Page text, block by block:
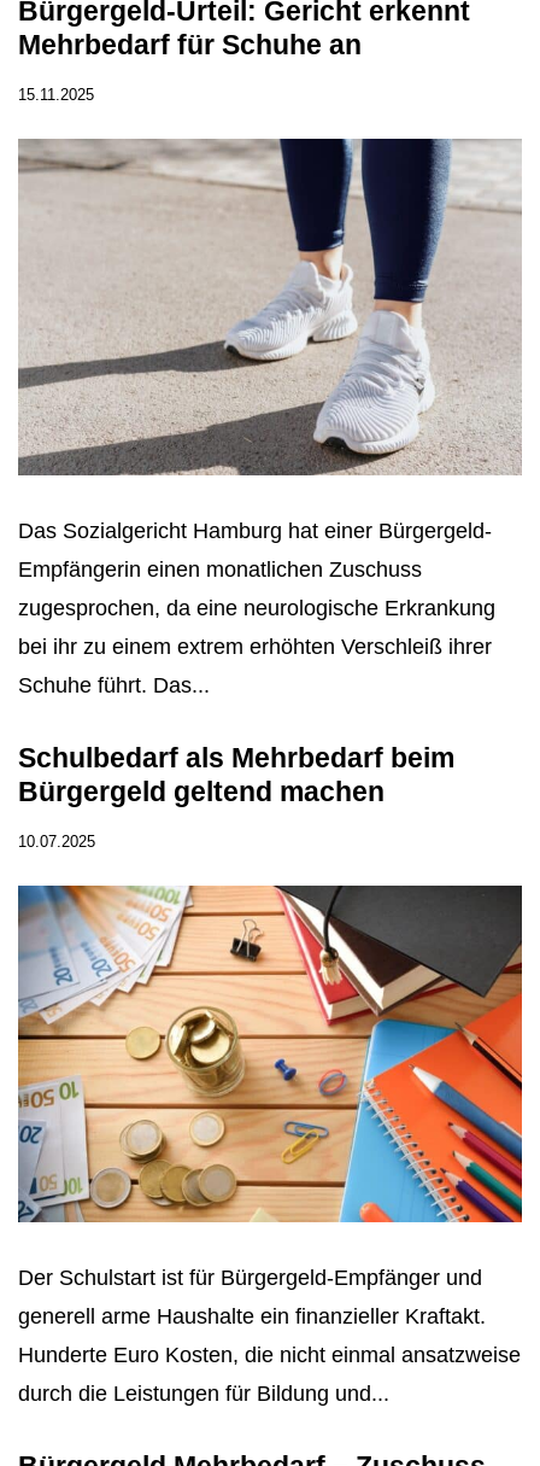
Bürgergeld-Urteil: Gericht erkennt
Mehrbedarf für Schuhe an
15.11.2025
Das Sozialgericht Hamburg hat einer Bürgergeld-
Empfängerin einen monatlichen Zuschuss
zugesprochen, da eine neurologische Erkrankung
bei ihr zu einem extrem erhöhten Verschleiß ihrer
Schuhe führt. Das...
Schulbedarf als Mehrbedarf beim
Bürgergeld geltend machen
10.07.2025
Der Schulstart ist für Bürgergeld-Empfänger und
generell arme Haushalte ein finanzieller Kraftakt.
Hunderte Euro Kosten, die nicht einmal ansatzweise
durch die Leistungen für Bildung und...